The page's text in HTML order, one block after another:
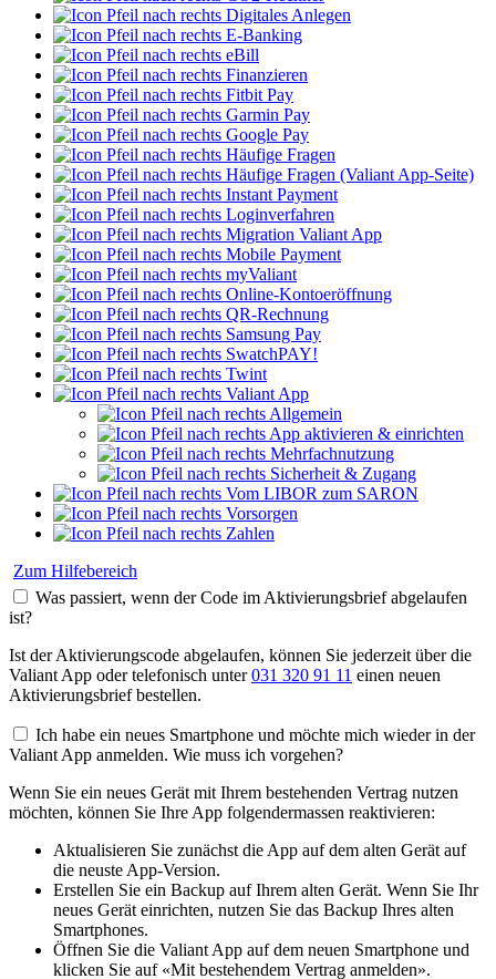
Digitales Anlegen
E-Banking
eBill
Finanzieren
Fitbit Pay
Garmin Pay
Google Pay
Häufige Fragen
Häufige Fragen (Valiant App-Seite)
Instant Payment
Loginverfahren
Migration Valiant App
Mobile Payment
myValiant
Online-Kontoeröffnung
QR-Rechnung
Samsung Pay
SwatchPAY!
Twint
Valiant App
Allgemein
App aktivieren & einrichten
Mehrfachnutzung
Sicherheit & Zugang
Vom LIBOR zum SARON
Vorsorgen
Zahlen
Zum Hilfebereich
Was passiert, wenn der Code im Aktivierungsbrief abgelaufen
ist?
Ist der Aktivierungscode abgelaufen, können Sie jederzeit über die
Valiant App oder telefonisch unter031 320 91 11 einen neuen
Aktivierungsbrief bestellen.
Ich habe ein neues Smartphone und möchte mich wieder in der
Valiant App anmelden. Wie muss ich vorgehen?
Wenn Sie ein neues Gerät mit Ihrem bestehenden Vertrag nutzen
möchten, können Sie Ihre App folgendermassen reaktivieren:
Aktualisieren Sie zunächst die App auf dem alten Gerät auf
die neuste App-Version.
Erstellen Sie ein Backup auf Ihrem alten Gerät. Wenn Sie Ihr
neues Gerät einrichten, nutzen Sie das Backup Ihres alten
Smartphones.
Öffnen Sie die Valiant App auf dem neuen Smartphone und
klicken Sie auf «Mit bestehendem Vertrag anmelden».